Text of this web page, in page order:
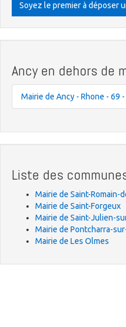
Soyez le premier à déposer
Ancy en dehors de
Mairie de Ancy - Rhone - 69
Liste des
Mairie de Saint-Romain-
Mairie de Saint-Forgeux
Mairie de Saint-Julien-
Mairie de Pontcharra-
Mairie de Les Olmes